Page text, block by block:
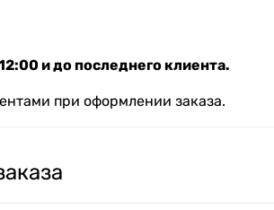
и до последнего клиента.
при оформлении заказа.